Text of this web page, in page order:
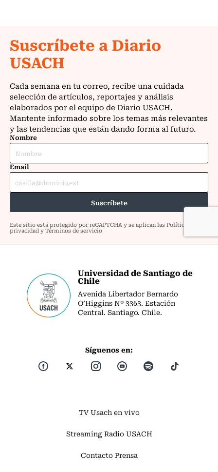
Universidad de Santiago de
Chile
Avenida Libertador Bernardo
O’Higgins Nº 3363. Estación
Central. Santiago. Chile.
Síguenos en:
TV Usach en vivo
Streaming Radio USACH
Contacto Prensa